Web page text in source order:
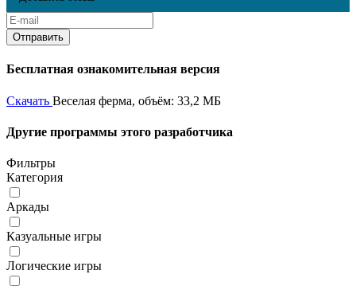
Бесплатная ознакомительная версия
Скачать Веселая ферма, объём: 33,2 МБ
Другие программы этого разработчика
Фильтры
Категория
Аркады
Казуальные игры
Логические игры